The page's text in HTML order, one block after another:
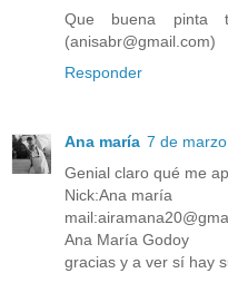
Que buena pinta
(anisabr@gmail.com)
Responder
Ana maría 7 de
Genial claro qué me
Nick:Ana maría
Ana María Godoy
gracias y a ver sí hay